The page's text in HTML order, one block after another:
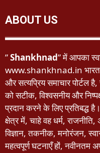
ABOUT US
”Shankhnad” में आपका
www.shankhnad.in भारत
और सत्यप्रिय समाचार पोर्टल
को सटीक, विश्वसनीय और
प्रदान करने के लिए प्रतिबद्ध
क्षेत्र में, चाहे वह धर्म,
विज्ञान, तकनीक, मनोरंजन,
महत्वपूर्ण घटनाएँ हों,